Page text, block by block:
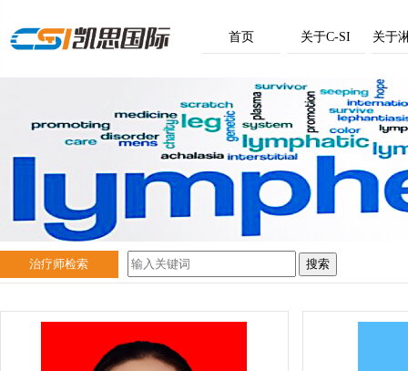
首页 关于C-SI 关于
治疗师检索